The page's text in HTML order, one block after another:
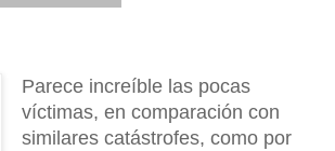
Parece increíble las pocas
víctimas, en comparación con
similares catástrofes, como por